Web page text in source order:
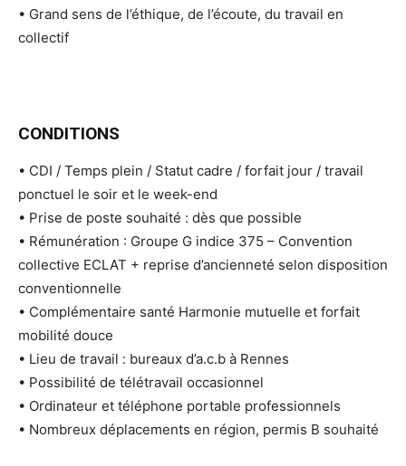
• Grand sens de l’éthique, de l’écoute, du travail en
collectif
CONDITIONS
• CDI / Temps plein / Statut cadre / forfait jour / travail
ponctuel le soir et le week-end
• Prise de poste souhaité : dès que possible
• Rémunération : Groupe G indice 375 – Convention
collective ECLAT + reprise d’ancienneté selon disposition
conventionnelle
• Complémentaire santé Harmonie mutuelle et forfait
mobilité douce
• Lieu de travail : bureaux d’a.c.b à Rennes
• Possibilité de télétravail occasionnel
• Ordinateur et téléphone portable professionnels
• Nombreux déplacements en région, permis B souhaité